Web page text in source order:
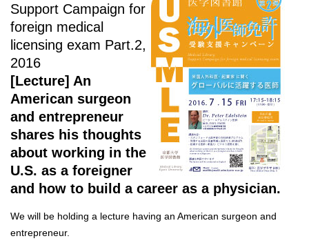
Support Campaign for
foreign medical
licensing exam Part.2,
2016
[Lecture] An
American surgeon
and entrepreneur
shares his thoughts
about working in the
U.S. as a foreigner
and how to build a career as a physician.
We will be holding a lecture having an American surgeon and
entrepreneur.